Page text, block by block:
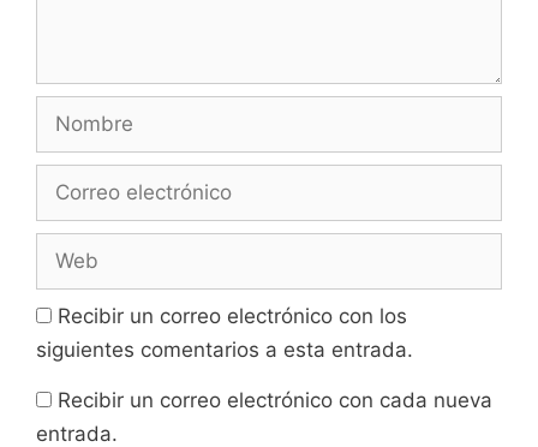
electrónico
Recibir un correo electrónico con los
siguientes comentarios a esta entrada.
Recibir un correo electrónico con cada nueva
entrada.